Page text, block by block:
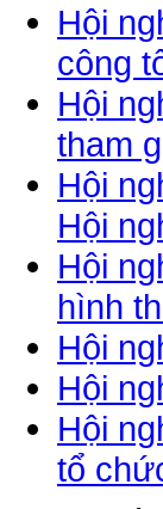
Hội
công
Hội
tham
Hội
Hội
Hội
hình
Hội
Hội
Hội
tổ